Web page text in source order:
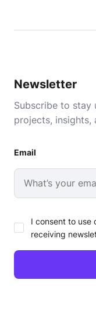
Newsletter
Subscribe to
projects, insights,
Email
I consent to use
receiving